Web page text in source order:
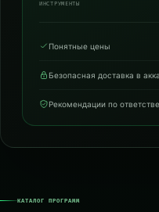
ИНСТРУМЕНТЫ
Понятные цены
Безопасная доставка в
Рекомендации по
КАТАЛОГ ПРОГРАММ